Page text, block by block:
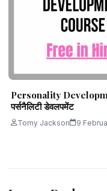
Personality
पर्सनैलिटी डेवलपमेंट
Tomy Jackson 9